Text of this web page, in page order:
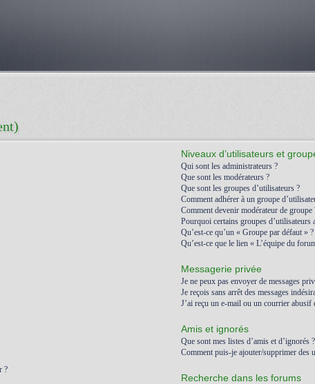
?
Niveaux d’utilisateurs et
Qui sont les administrateurs ?
Que sont les modérateurs ?
Que sont les groupes d’utilisateurs ?
Comment adhérer à un groupe
Comment devenir modérateur de groupe
Pourquoi certains groupes d’utilisateurs
Qu’est-ce qu’un « Groupe par défaut » ?
Qu’est-ce que le lien « L’équipe du
Messagerie privée
Je ne peux pas envoyer de messages
Je reçois sans arrêt des messages
J’ai reçu un e-mail ou un courrier abusif
Amis et ignorés
Que sont mes listes d’amis et d’ignorés ?
Comment puis-je ajouter/supprimer des
Recherche dans les forums